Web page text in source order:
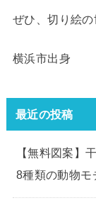
ぜひ、切り絵の
横浜市出身
最近の投稿
【無料図案】
8種類の動物モ